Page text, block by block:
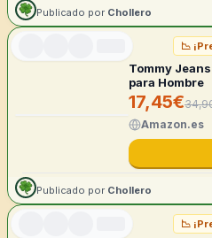
Publicado por Chollero
📉
Tommy
para Hombre
17,45€
Amazon.es
Publicado por Chollero
📉